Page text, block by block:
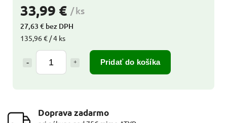
33,99 € / ks
27,63 € bez DPH
135,96 € / 4 ks
Pridať do košíka
Doprava zadarmo